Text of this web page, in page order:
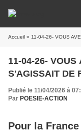
Accueil » 11-04-26- VOUS AVEZ
11-04-26- VOUS
S'AGISSAIT DE
Publié le 11/04/2026 à
Par POESIE-ACTION
Pour la